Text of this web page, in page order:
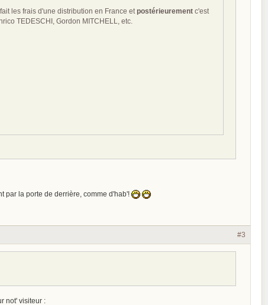
les frais d'une distribution en France et postérieurementc'est
TEDESCHI, Gordon MITCHELL, etc.
par la porte de derrière, comme d'hab'!
#3
not' visiteur :